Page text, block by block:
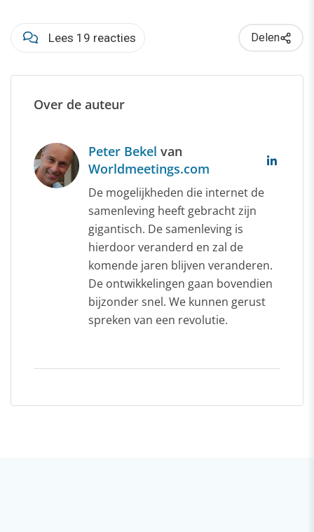
Lees 19 reacties Delen
Over de auteur
Peter Bekel van
Worldmeetings.com
De mogelijkheden die internet de
samenleving heeft gebracht zijn
gigantisch. De samenleving is
hierdoor veranderd en zal de
komende jaren blijven veranderen.
De ontwikkelingen gaan bovendien
bijzonder snel. We kunnen gerust
spreken van een revolutie.